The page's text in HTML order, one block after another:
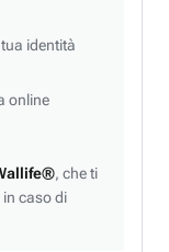
identità
online
, che ti
caso di